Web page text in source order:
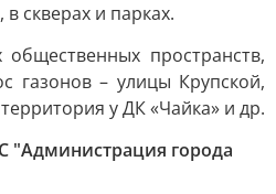
скверах и парках.
пространств,
газонов – улицы Крупской,
у ДК «Чайка» и др.
"Администрация города